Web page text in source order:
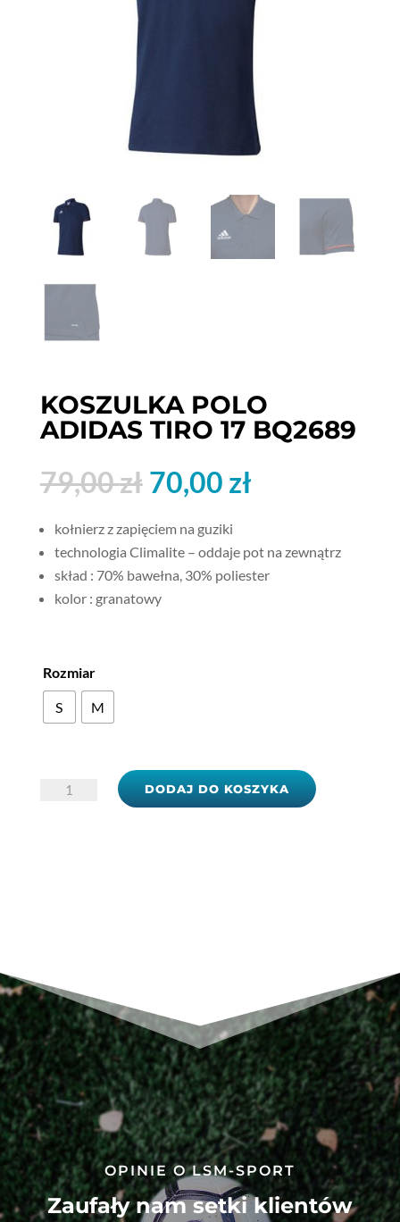
KOSZULKA POLO
ADIDAS TIRO 17 BQ2689
79,00zł Pierwotna
cena
wynosiła:
79,00 zł.
70,00 złAktualna
70,00 zł.
kołnierz z zapięciem na guziki
technologia Climalite – oddaje pot na zewnątrz
skład : 70% bawełna, 30% poliester
kolor : granatowy
Rozmiar
S M
ilość
DODAJ DO KOSZYKA
OPINIE O LSM-SPORT
Zaufały nam setki klientów